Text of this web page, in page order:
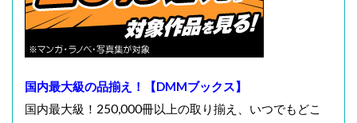
国内最大級の品揃え！【DMMブックス】
国内最大級！250,000冊以上の取り揃え、いつでもどこ